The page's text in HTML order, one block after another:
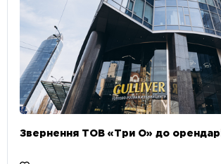
Звернення ТОВ «Три О» до